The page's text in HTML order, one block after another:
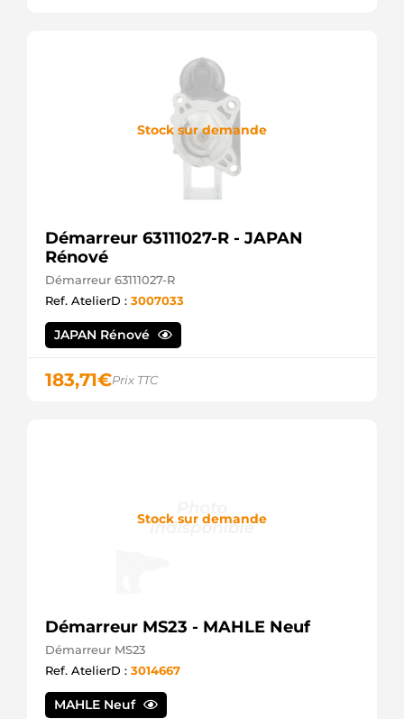
Stock sur demande
Démarreur 63111027-R - JAPAN
Rénové
Démarreur 63111027-R
Ref. AtelierD : 3007033
JAPAN Rénové
183,71€Prix TTC
Stock sur demande
Démarreur MS23 - MAHLE Neuf
Démarreur MS23
Ref. AtelierD : 3014667
MAHLE Neuf